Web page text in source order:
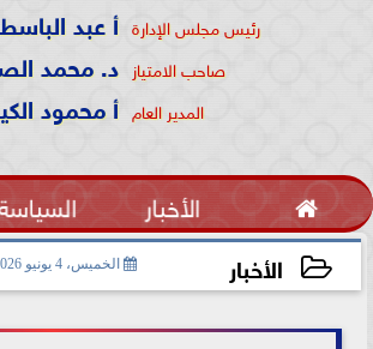
رئيس مجلس الإدارة أ عبد
صاحب الامتياز د. محمد
المدير العام أ محمود
 الأخبار
الأخبار الخميس، 4 يونيو 2026